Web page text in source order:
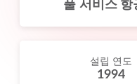
풀 서비스 항
설립 연도
1994